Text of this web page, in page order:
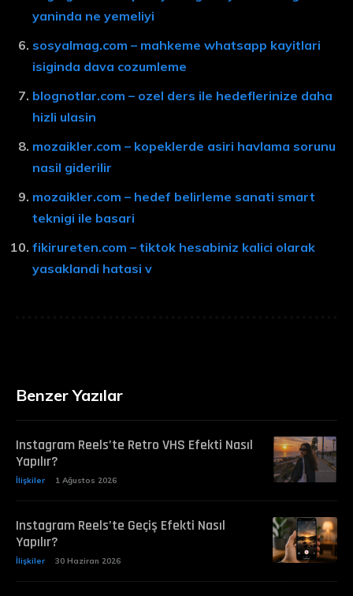
yaninda ne yemeliyi
sosyalmag.com – mahkeme whatsapp kayitlari
isiginda dava cozumleme
blognotlar.com – ozel ders ile hedeflerinize daha
hizli ulasin
mozaikler.com – kopeklerde asiri havlama sorunu
nasil giderilir
mozaikler.com – hedef belirleme sanati smart
teknigi ile basari
fikirureten.com – tiktok hesabiniz kalici olarak
yasaklandi hatasi v
Benzer Yazılar
Instagram Reels’te Retro VHS Efekti Nasıl
Yapılır?
İlişkiler 1 Ağustos 2026
Instagram Reels’te Geçiş Efekti Nasıl
Yapılır?
İlişkiler 30 Haziran 2026